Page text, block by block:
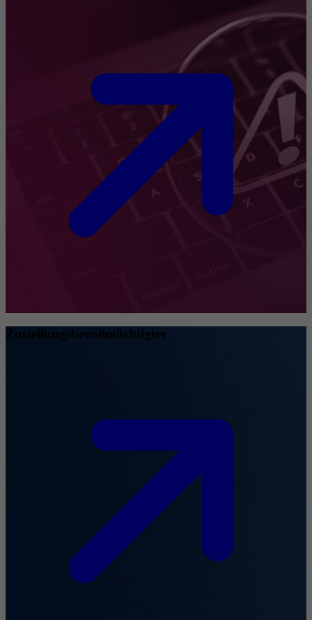
Zustellungsbevollmächtigter